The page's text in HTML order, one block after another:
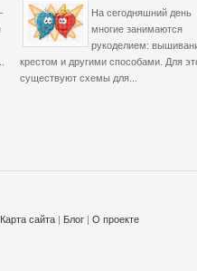
На сегодняшний день
многие занимаются
рукоделием:
крестом и другими способами. Для
существуют схемы для...
Карта сайта | Блог | О проекте